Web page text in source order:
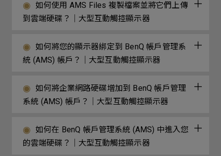
如何使用 AMS Files 複製檔案並將它們上傳
到雲端硬碟？｜大型互動觸控顯示器
如何將您的顯示器綁定到 BenQ 帳戶管理系
統 (AMS) 帳戶？｜大型互動觸控顯示器
如何將企業網路硬碟增加到 BenQ 帳戶管理
系統 (AMS) 帳戶？｜大型互動觸控顯示器
如何在 BenQ 帳戶管理系統 (AMS) 中進入您
的雲端硬碟？｜大型互動觸控顯示器